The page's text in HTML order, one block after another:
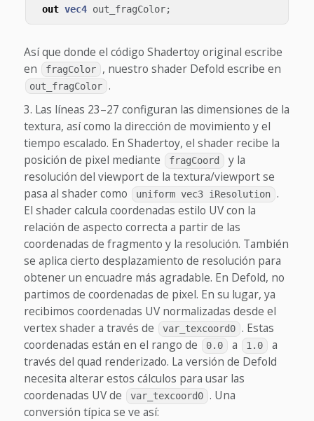
out vec4 out_fragColor;
Así que donde el código Shadertoy original escribe
en
fragColor , nuestro shader Defold escribe en
out_fragColor .
Las líneas 23–27 configuran las dimensiones de la
textura, así como la dirección de movimiento y el
tiempo escalado. En Shadertoy, el shader recibe la
posición de pixel mediante
fragCoord
y la
resolución del viewport de la textura/viewport se
pasa al shader como
uniform vec3 iResolution .
El shader calcula coordenadas estilo UV con la
relación de aspecto correcta a partir de las
coordenadas de fragmento y la resolución. También
se aplica cierto desplazamiento de resolución para
obtener un encuadre más agradable. En Defold, no
partimos de coordenadas de pixel. En su lugar, ya
recibimos coordenadas UV normalizadas desde el
vertex shader a través de
var_texcoord0 . Estas
coordenadas están en el rango de
0.0 a 1.0
a
través del quad renderizado. La versión de Defold
necesita alterar estos cálculos para usar las
coordenadas UV de
var_texcoord0 . Una
conversión típica se ve así: